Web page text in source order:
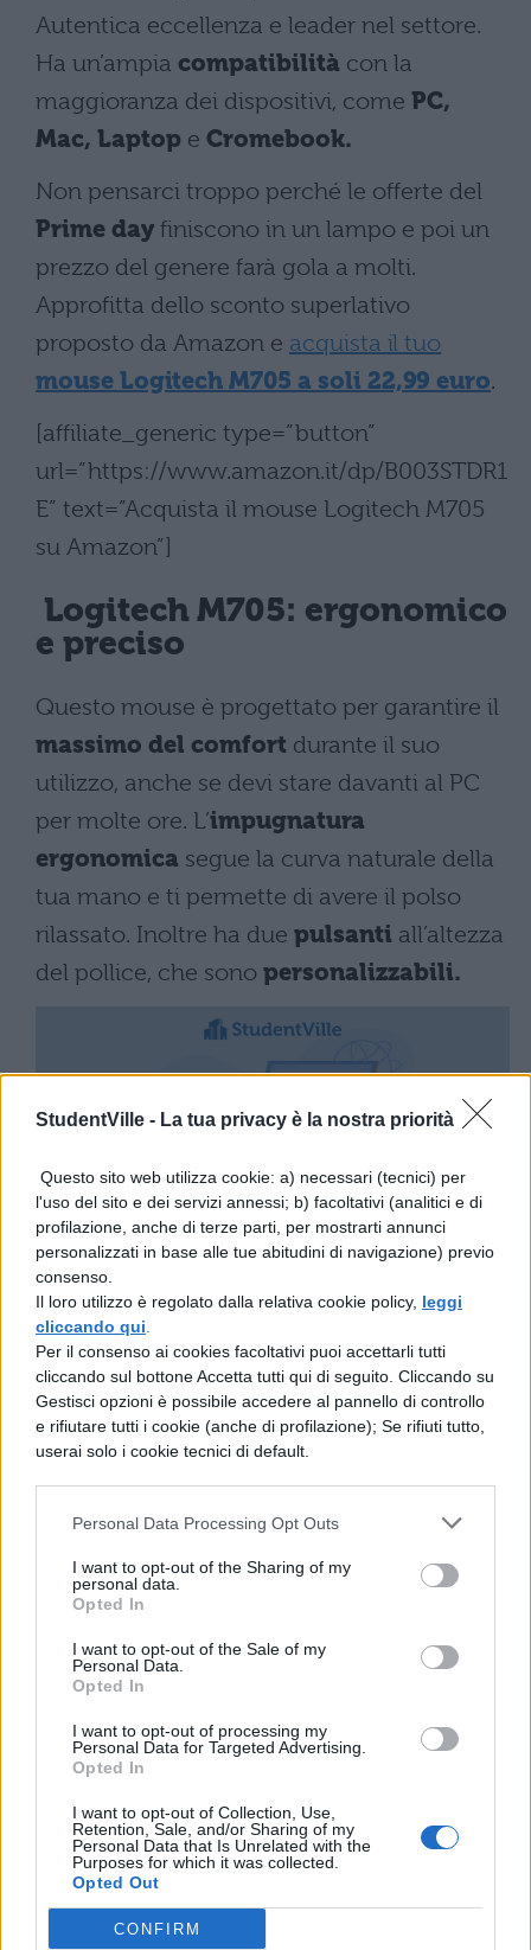
StudentVille - La tua privacy è la nostra priorità
Questo sito web utilizza cookie: a) necessari (tecnici) per
l'uso del sito e dei servizi annessi; b) facoltativi (analitici e di
profilazione, anche di terze parti, per mostrarti annunci
personalizzati in base alle tue abitudini di navigazione) previo
consenso.
Il loro utilizzo è regolato dalla relativa cookie policy, leggi
cliccando qui
Per il consenso ai cookies facoltativi puoi accettarli tutti
cliccando sul bottone Accetta tutti qui di seguito. Cliccando su
Gestisci opzioni è possibile accedere al pannello di controllo
e rifiutare tutti i cookie (anche di profilazione); Se rifiuti tutto,
userai solo i cookie tecnici di default.
Personal Data Processing Opt Outs
I want to opt-out of the Sharing of my
personal data.
Opted In
I want to opt-out of the Sale of my
Personal Data.
Opted In
I want to opt-out of processing my
Personal Data for Targeted Advertising.
Opted In
I want to opt-out of Collection, Use,
Retention, Sale, and/or Sharing of my
Personal Data that Is Unrelated with the
Purposes for which it was collected.
Opted Out
CONFIRM
Autentica eccellenza e leader nel settore.
Ha un’ampia compatibilità con la
maggioranza dei dispositivi, come PC,
Mac, Laptop e Cromebook.
Non pensarci troppo perché le offerte del
Prime day finiscono in un lampo e poi un
prezzo del genere farà gola a molti.
Approfitta dello sconto superlativo
proposto da Amazon e acquista il tuo
mouse Logitech M705 a soli 22,99 euro.
[affiliate_generic type=”button”
url=”https://www.amazon.it/dp/B003STDR1
E” text=”Acquista il mouse Logitech M705
su Amazon”]
Logitech M705: ergonomico
e preciso
Questo mouse è progettato per garantire il
massimo del comfort durante il suo
utilizzo, anche se devi stare davanti al PC
per molte ore. L’impugnatura
ergonomica segue la curva naturale della
tua mano e ti permette di avere il polso
rilassato. Inoltre ha due pulsanti all’altezza
del pollice, che sono personalizzabili.
Ilpuntamento è fluidoevelocee puoi
decidere se scorrere i tuoi documenti
pagina per pagina o riga per riga. Grazie al
ricevitore integrato
nessuna installazione. La durata della
batteria è di ben 3 anni ed è dotato di una
funzione automatica di risparmio
energetico, oltre che all’interruttore on/off.
Prendi al volo questa opportunità
incredibile erisparmia il 54%
. Non
pensarci troppo perché potrebbe essere
tardi.Metti subito nel tuo carrello il
mouse
Logitech M705 a soli 22,99 euro
che 50,40 euro.
[affiliate_generic type=”button”
url=”https://www.amazon.it/dp/B003STDR1
E” text=”Acquista il mouse Logitech M705
su Amazon”]